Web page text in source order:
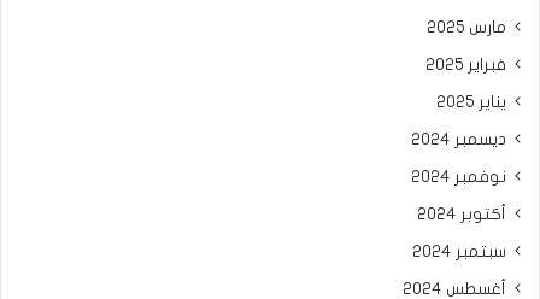
مارس 2025
فبراير 2025
يناير 2025
ديسمبر 2024
نوفمبر 2024
أكتوبر 2024
سبتمبر 2024
أغسطس 2024